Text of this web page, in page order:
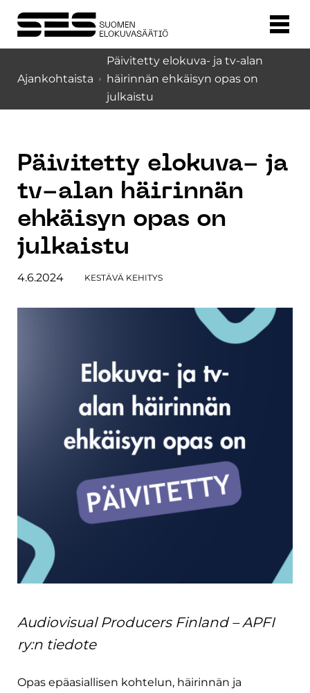
Ajankohtaista
Päivitetty elokuva- ja tv-alan
häirinnän ehkäisyn opas on
julkaistu
Päivitetty elokuva- ja
tv-alan häirinnän
ehkäisyn opas on
julkaistu
4.6.2024 KESTÄVÄ KEHITYS
Audiovisual Producers Finland – APFI
ry:n tiedote
Opas epäasiallisen kohtelun, häirinnän ja